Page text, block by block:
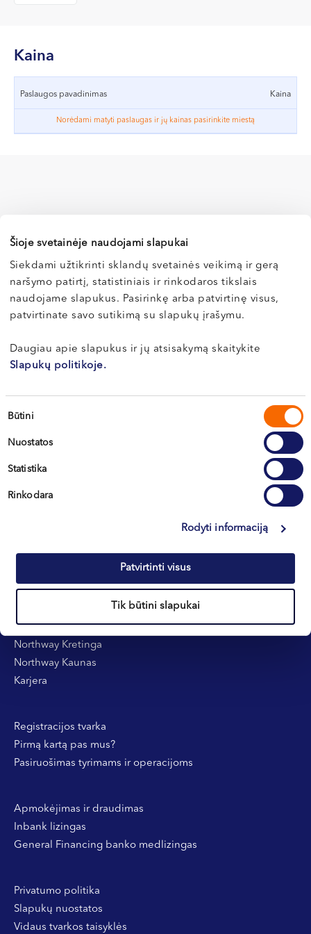
Šioje svetainėje naudojami slapukai
Siekdami užtikrinti sklandų svetainės veikimą ir gerą
naršymo patirtį, statistiniais ir rinkodaros tikslais
naudojame slapukus. Pasirinkę arba patvirtinę visus,
patvirtinate savo sutikimą su slapukų įrašymu.
Daugiau apie slapukus ir jų atsisakymą skaitykite
Slapukų politikoje.
Sutikimo
Būtini
Nuostatos
Statistika
Rinkodara
Rodyti informaciją
Patvirtinti visus
Tik būtini slapukai
VII --
I-V 08:00 - 20:00
VI, VII --
Naujoji Uosto g. 9
Darbo laikas:
I-V 08:00 - 20:00
VI, VII --
Kaina
Paslaugos pavadinimas Kaina
Norėdami matyti paslaugas ir jų kainas pasirinkite miestą
Vilnius
Kaunas
Kretinga
Kontaktai ir rekvizitai
Northway Klaipėda
Northway Kretinga
Northway Kaunas
Karjera
Registracijos tvarka
Pirmą kartą pas mus?
Pasiruošimas tyrimams ir operacijoms
Apmokėjimas ir draudimas
Inbank lizingas
General Financing banko medlizingas
Privatumo politika
Slapukų nuostatos
Vidaus tvarkos taisyklės